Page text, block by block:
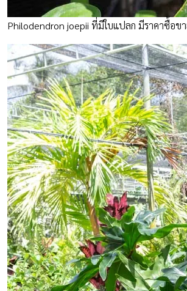
Philodendron joepii ที่มีใบแปลก มีราคาซื้อข